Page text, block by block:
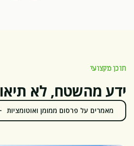
תוכן מקצועי
ידע מהשטח, לא
מאמרים על פרסום ממומן ואוטומציות